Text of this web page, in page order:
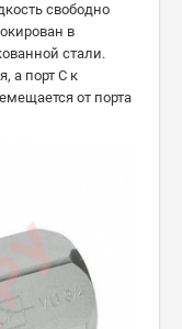
свободно
в
стали.
а порт C к
от порта